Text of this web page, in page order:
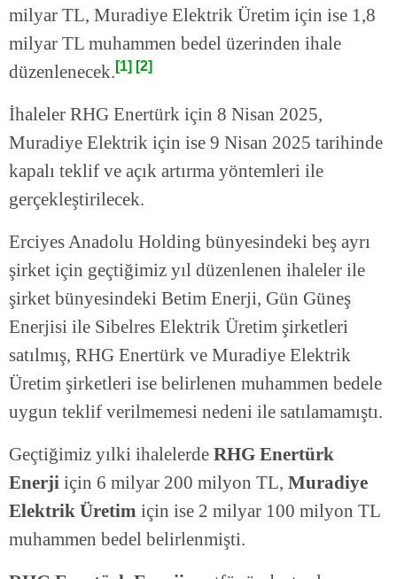
milyar TL, Muradiye Elektrik Üretim için ise 1,8
milyar TL muhammen bedel üzerinden ihale
düzenlenecek. [1] [2]
İhaleler RHG Enertürk için 8 Nisan 2025,
Muradiye Elektrik için ise 9 Nisan 2025 tarihinde
kapalı teklif ve açık artırma yöntemleri ile
gerçekleştirilecek.
Erciyes Anadolu Holding bünyesindeki beş ayrı
şirket için geçtiğimiz yıl düzenlenen ihaleler ile
şirket bünyesindeki Betim Enerji, Gün Güneş
Enerjisi ile Sibelres Elektrik Üretim şirketleri
satılmış, RHG Enertürk ve Muradiye Elektrik
Üretim şirketleri ise belirlenen muhammen bedele
uygun teklif verilmemesi nedeni ile satılamamıştı.
Geçtiğimiz yılki ihalelerde RHG Enertürk
Enerji için 6 milyar 200 milyon TL, Muradiye
Elektrik Üretim için ise 2 milyar 100 milyon TL
muhammen bedel belirlenmişti.